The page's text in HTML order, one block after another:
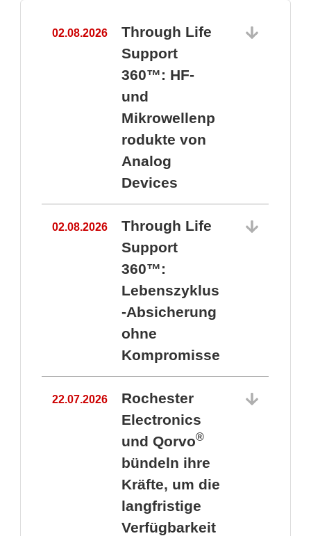
02.08.2026
Through Life
Support
360™: HF-
und
Mikrowellenp
rodukte von
Analog
Devices
02.08.2026
Through Life
Support
360™:
Lebenszyklus
-Absicherung
ohne
Kompromisse
22.07.2026
Rochester
Electronics
und Qorvo®
bündeln ihre
Kräfte, um die
langfristige
Verfügbarkeit